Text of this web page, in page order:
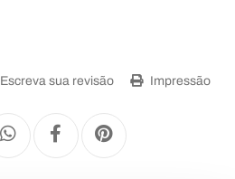
Escreva sua revisão Impressão